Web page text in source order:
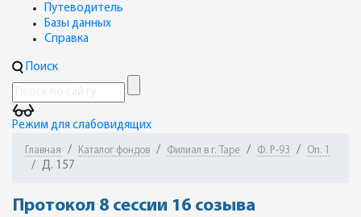
Путеводитель
Базы данных
Справка
Поиск
Режим для слабовидящих
Главная Каталог фондов Филиал в г. Таре Ф. Р-93 Оп. 1
Д. 157
Протокол 8 сессии 16 созыва